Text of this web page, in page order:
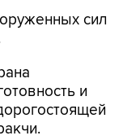
сил
и